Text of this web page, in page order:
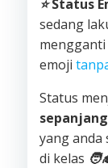
⭐️ Status
sedang
mengganti
emoji
Status
yang anda
di kelas